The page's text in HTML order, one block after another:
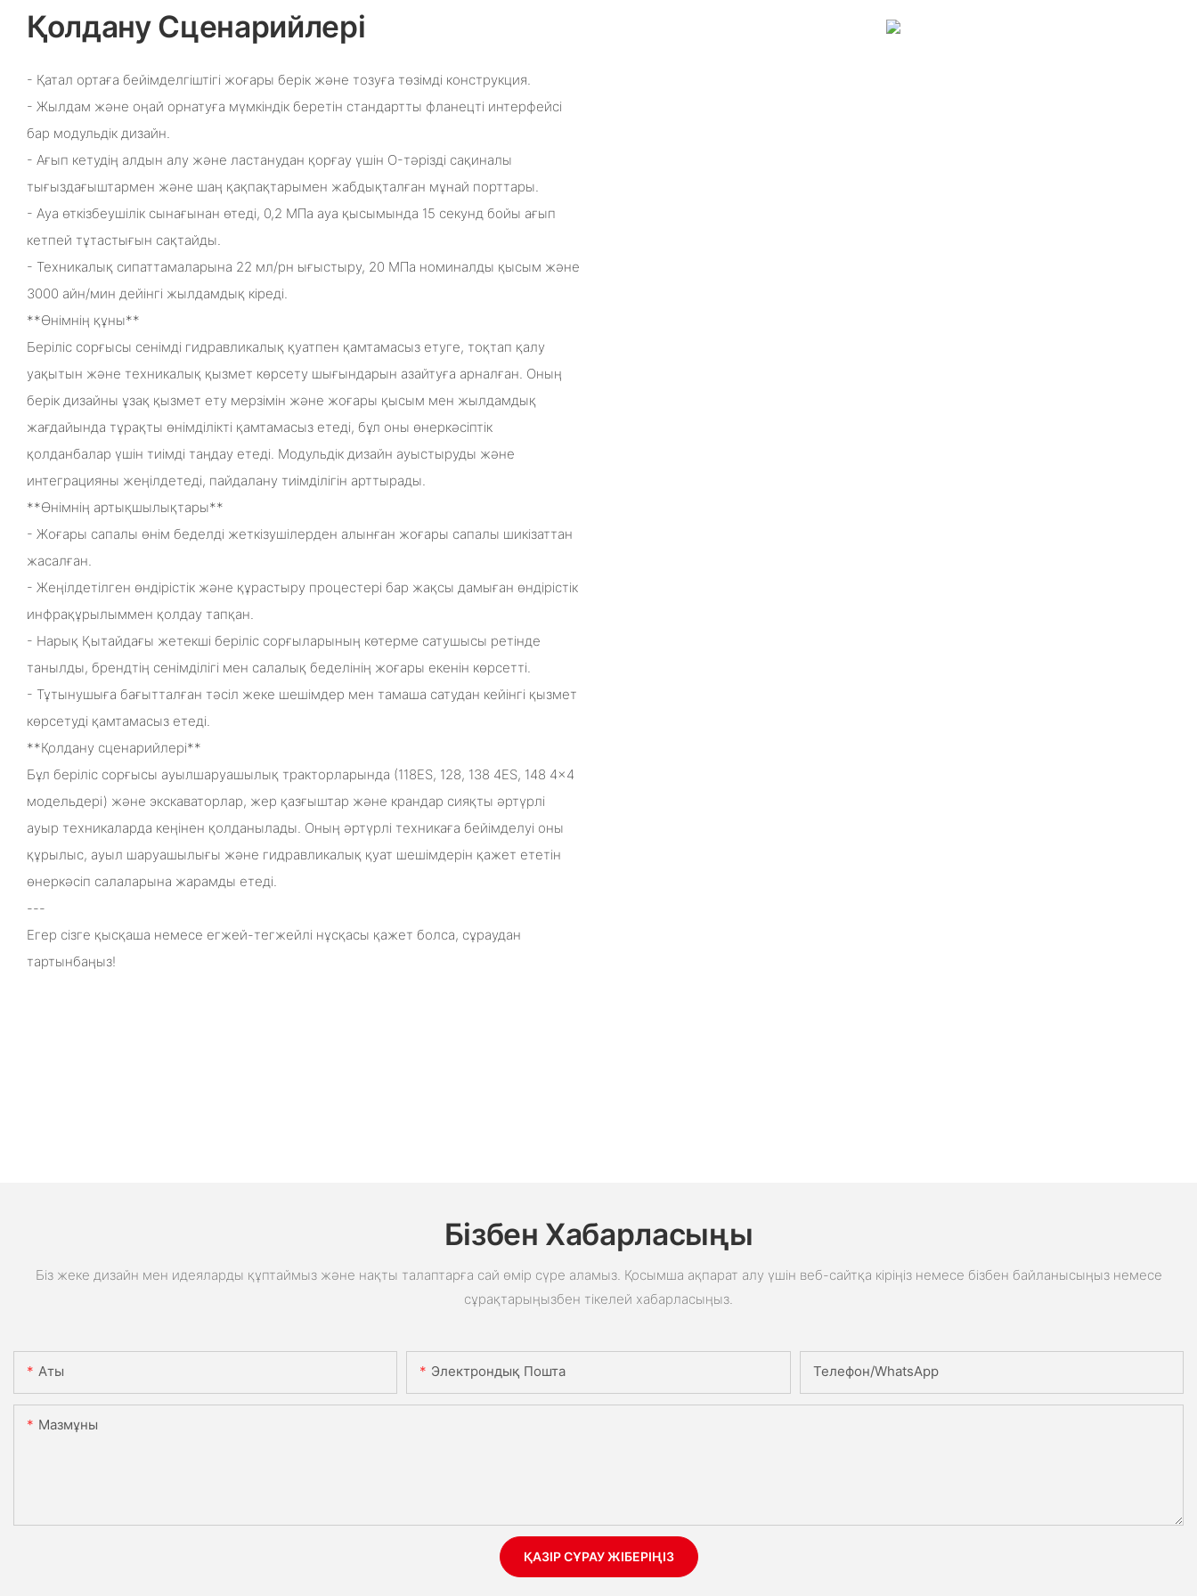
Қолдану Сценарийлері
- Қатал ортаға бейімделгіштігі жоғары берік және тозуға төзімді конструкция.
- Жылдам және оңай орнатуға мүмкіндік беретін стандартты фланецті интерфейсі
бар модульдік дизайн.
- Ағып кетудің алдын алу және ластанудан қорғау үшін O-тәрізді сақиналы
тығыздағыштармен және шаң қақпақтарымен жабдықталған мұнай порттары.
- Ауа өткізбеушілік сынағынан өтеді, 0,2 МПа ауа қысымында 15 секунд бойы ағып
кетпей тұтастығын сақтайды.
- Техникалық сипаттамаларына 22 мл/рн ығыстыру, 20 МПа номиналды қысым және
3000 айн/мин дейінгі жылдамдық кіреді.
**Өнімнің құны**
Беріліс сорғысы сенімді гидравликалық қуатпен қамтамасыз етуге, тоқтап қалу
уақытын және техникалық қызмет көрсету шығындарын азайтуға арналған. Оның
берік дизайны ұзақ қызмет ету мерзімін және жоғары қысым мен жылдамдық
жағдайында тұрақты өнімділікті қамтамасыз етеді, бұл оны өнеркәсіптік
қолданбалар үшін тиімді таңдау етеді. Модульдік дизайн ауыстыруды және
интеграцияны жеңілдетеді, пайдалану тиімділігін арттырады.
**Өнімнің артықшылықтары**
- Жоғары сапалы өнім беделді жеткізушілерден алынған жоғары сапалы шикізаттан
жасалған.
- Жеңілдетілген өндірістік және құрастыру процестері бар жақсы дамыған өндірістік
инфрақұрылыммен қолдау тапқан.
- Нарық Қытайдағы жетекші беріліс сорғыларының көтерме сатушысы ретінде
танылды, брендтің сенімділігі мен салалық беделінің жоғары екенін көрсетті.
- Тұтынушыға бағытталған тәсіл жеке шешімдер мен тамаша сатудан кейінгі қызмет
көрсетуді қамтамасыз етеді.
**Қолдану сценарийлері**
Бұл беріліс сорғысы ауылшаруашылық тракторларында (118ES, 128, 138 4ES, 148 4×4
модельдері) және экскаваторлар, жер қазғыштар және крандар сияқты әртүрлі
ауыр техникаларда кеңінен қолданылады. Оның әртүрлі техникаға бейімделуі оны
құрылыс, ауыл шаруашылығы және гидравликалық қуат шешімдерін қажет ететін
өнеркәсіп салаларына жарамды етеді.
---
Егер сізге қысқаша немесе егжей-тегжейлі нұсқасы қажет болса, сұраудан
тартынбаңыз!
Бізбен Хабарласыңы
Біз жеке дизайн мен идеяларды құптаймыз және нақты талаптарға сай өмір сүре аламыз. Қосымша ақпарат алу үшін веб-сайтқа кіріңіз немесе бізбен байланысыңыз немесе
сұрақтарыңызбен тікелей хабарласыңыз.
Аты Электрондық Пошта Телефон/whatsApp
Мазмұны
ҚАЗІР СҰРАУ ЖІБЕРІҢІЗ